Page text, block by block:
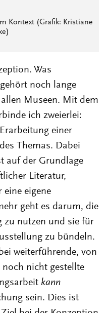
Kontext (Grafik: Kristiane
Was
noch lange
Museen. Mit dem
ich zweierlei:
einer
Themas. Dabei
auf der Grundlage
Literatur,
eigene
geht es darum, die
zu nutzen und sie für
zu bündeln.
weiterführende, von
nicht gestellte
kann
sein. Dies ist